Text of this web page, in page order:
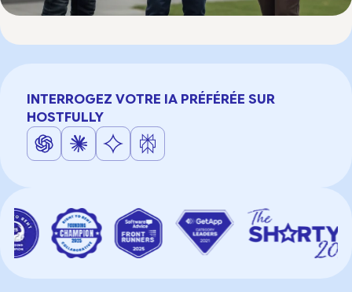
INTERROGEZ VOTRE IA PRÉFÉRÉE SUR
HOSTFULLY